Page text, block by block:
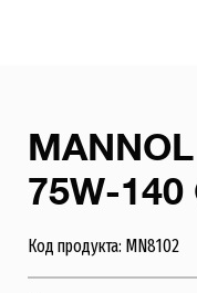
75W-140
Код продукта: MN8102